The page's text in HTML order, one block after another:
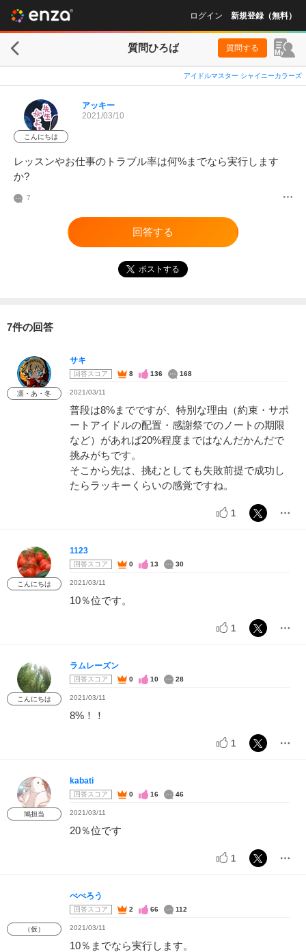
ログイン 新規登録（無料）
質問ひろば 質問する
アイドルマスター シャイニーカラーズ
こんにちは
アッキー
2021/03/10
レッスンやお仕事のトラブル率は何%までなら実行します
か?
7
回答する
ポストする
7件の回答
凛・あ・冬
サキ
回答スコア 8 136 168
2021/03/11
普段は8%までですが、特別な理由（約束・サポ
ートアイドルの配置・感謝祭でのノートの期限
など）があれば20%程度まではなんだかんだで
挑みがちです。
そこから先は、挑むとしても失敗前提で成功し
たらラッキーくらいの感覚ですね。
1
こんにちは
1123
回答スコア 0 13 30
2021/03/11
10％位です。
1
こんにちは
ラムレーズン
回答スコア 0 10 28
2021/03/11
8%！！
1
鳩担当
kabati
回答スコア 0 16 46
2021/03/11
20％位です
1
（仮）
ぺぺろう
回答スコア 2 66 112
2021/03/11
10％までなら実行します。